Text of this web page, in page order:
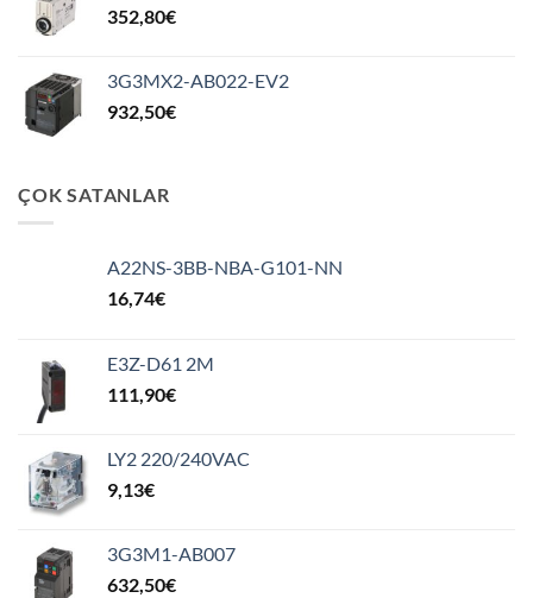
352,80€
3G3MX2-AB022-EV2
932,50€
ÇOK SATANLAR
A22NS-3BB-NBA-G101-NN
16,74€
E3Z-D61 2M
111,90€
LY2 220/240VAC
9,13€
3G3M1-AB007
632,50€